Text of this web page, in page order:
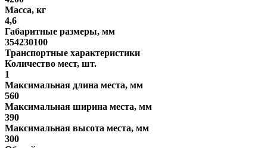
Масса, кг
4,6
Габаритные размеры, мм
354230100
Транспортные характеристики
Количество мест, шт.
1
Максимальная длина места, мм
560
Максимальная ширина места, мм
390
Максимальная высота места, мм
300